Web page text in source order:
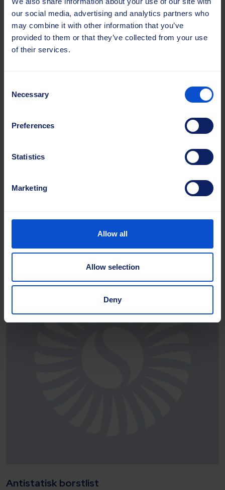
our social media, advertising and analytics partners who
may combine it with other information that you’ve
provided to them or that they’ve collected from your use
of their services.
Selection
Necessary
Preferences
Statistics
Marketing
Allow all
Allow selection
Deny
Idealisk för applikationer som kräver en robust, traditionell
design. Konfigurationen med trärygg gör det möjligt att ha
flera borstrader i samma enhet, vilket gör den lämplig för
Material:
Finns i olika storlekar
Antistatisk borstlist